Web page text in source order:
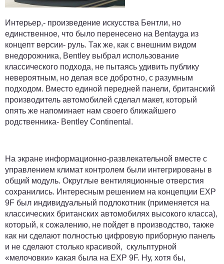
Интерьер,- произведение искусства Бентли, но
единственное, что было перенесено на Bentayga из
концепт версии- руль. Так же, как с внешним видом
внедорожника, Bentley выбрал использование
классического подхода, не пытаясь удивить публику
невероятным, но делая все добротно, с разумным
подходом. Вместо единой передней панели, британский
производитель автомобилей сделал макет, который
опять же напоминает нам своего ближайшего
родственника- Bentley Continental.
На экране информационно-развлекательной вместе с
управлением климат контролем были интегрированы в
общий модуль. Округлые вентиляционные отверстия
сохранились. Интересным решением на концепции EXP
9F был индивидуальный подлокотник (применяется на
классических британских автомобилях высокого класса),
который, к сожалению, не пойдет в производство, также
как ни сделают полностью цифровую приборную панель
и не сделают столько красивой, скульптурной
«мелочовки» какая была на EXP 9F. Ну, хотя бы,